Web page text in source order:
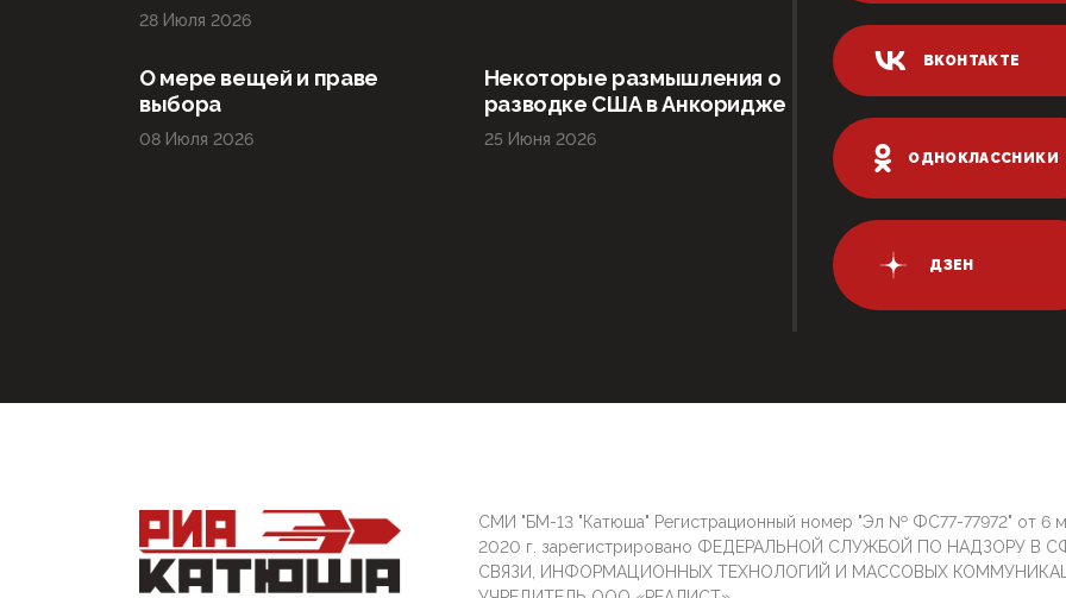
28 Июля 2026
О мере вещей и праве
выбора
08 Июля 2026
Некоторые размышления о
разводке США в Анкоридже
25 Июня 2026
ВКОНТАКТЕ
ОДНОКЛАССНИКИ
ДЗЕН
СМИ "БМ-13 "Катюша" Регистрационный номер "Эл № ФС77-77972" от 6
2020 г. зарегистрировано ФЕДЕРАЛЬНОЙ СЛУЖБОЙ ПО НАДЗОРУ В
СВЯЗИ, ИНФОРМАЦИОННЫХ ТЕХНОЛОГИЙ И МАССОВЫХ